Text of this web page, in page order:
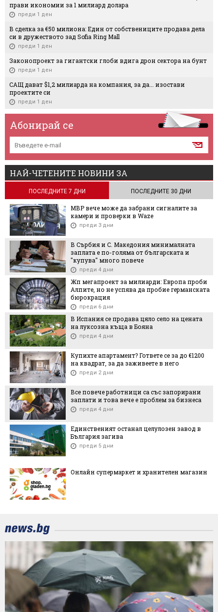
прави икономии за 1 милиард долара
преди 1 ден
В сделка за €50 милиона: Един от собствениците продава дела
си в дружеството зад Sofia Ring Mall
преди 1 ден
Законопроект за гигантски глоби вдига дрон сектора на бунт
преди 1 ден
САЩ дават $1,2 милиарда на компания, за да... изостави
проектите си
преди 1 ден
Абонирай се
НАЙ-ЧЕТЕНИТЕ НОВИНИ ЗА
ПОСЛЕДНИТЕ 7 ДНИ ПОСЛЕДНИТЕ 30 ДНИ
МВР вече може да забрани сигналите за
камери и проверки в Waze
преди 3 дни
В Сърбия и С. Македония минималната
заплата е по-голяма от българската и
"купува" много повече
преди 4 дни
Жп мегапроект за милиарди: Европа проби
Алпите, но не успява да пробие германската
бюрокрация
преди 6 дни
В Испания се продава цяло село на цената
на луксозна къща в Бояна
преди 4 дни
Купихте апартамент? Гответе се за до €1200
на квадрат, за да заживеете в него
преди 2 дни
Все повече работници са със запорирани
заплати и това вече е проблем за бизнеса
преди 4 дни
Единственият останал целулозен завод в
България загива
преди 5 дни
Онлайн супермаркет и хранителен магазин